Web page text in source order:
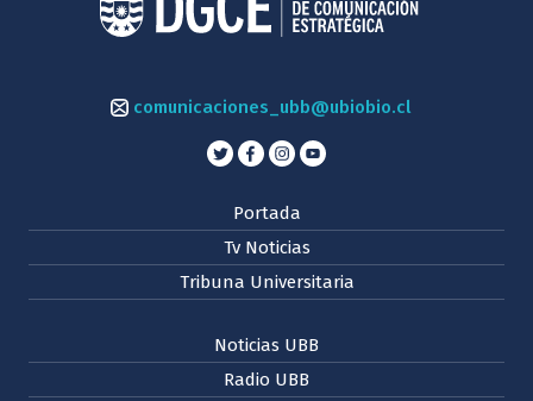
comunicaciones_ubb@ubiobio.cl
Portada
Tv Noticias
Tribuna Universitaria
Noticias UBB
Radio UBB